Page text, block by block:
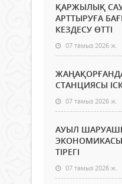
ҚАРЖЫЛЫҚ
АРТТЫРУҒА
КЕЗДЕСУ ӨТТІ
07 тамыз 2026 ж.
СТАНЦИЯСЫ
07 тамыз 2026 ж.
АУЫЛ
ТІРЕГІ
07 тамыз 2026 ж.